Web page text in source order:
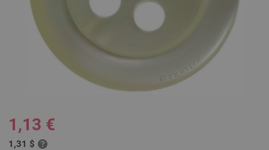
1,13 €
1,31 $